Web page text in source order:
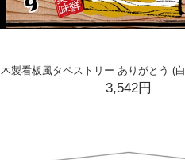
木製看板風タペストリー ありがとう (
3,542円